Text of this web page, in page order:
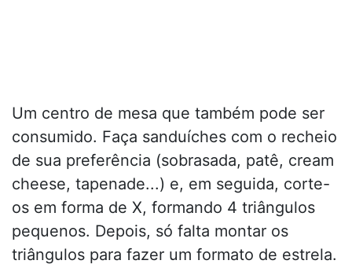
Um centro de mesa que também pode ser
consumido. Faça sanduíches com o recheio
de sua preferência (sobrasada, patê, cream
cheese, tapenade...) e, em seguida, corte-
os em forma de X, formando 4 triângulos
pequenos. Depois, só falta montar os
triângulos para fazer um formato de estrela.